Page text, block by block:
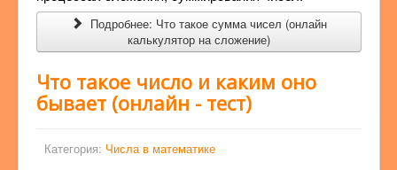
Подробнее: Что такое сумма чисел (онлайн
калькулятор на сложение)
Что такое число и каким оно
бывает (онлайн - тест)
Категория: Числа в математике